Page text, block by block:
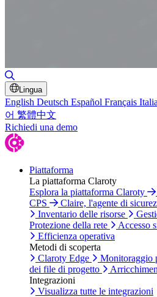
Lingua
English Deutsch Español Français
어 繁體中文
Richiedi una demo
Piattaforma
La piattaforma Claroty
Esplora la piattaforma Claroty
CPS
Claire, l'agente di
Inventario delle risorse
Protezione della rete
Accesso
Efficienza operativa
Metodi di scoperta
Claroty Edge
Monitoraggio
dei file di progetto
Integrazioni
Visualizza tutte le integrazioni